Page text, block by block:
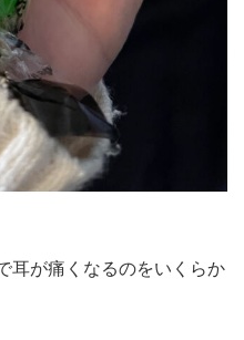
耳が痛くなるのをいくらか